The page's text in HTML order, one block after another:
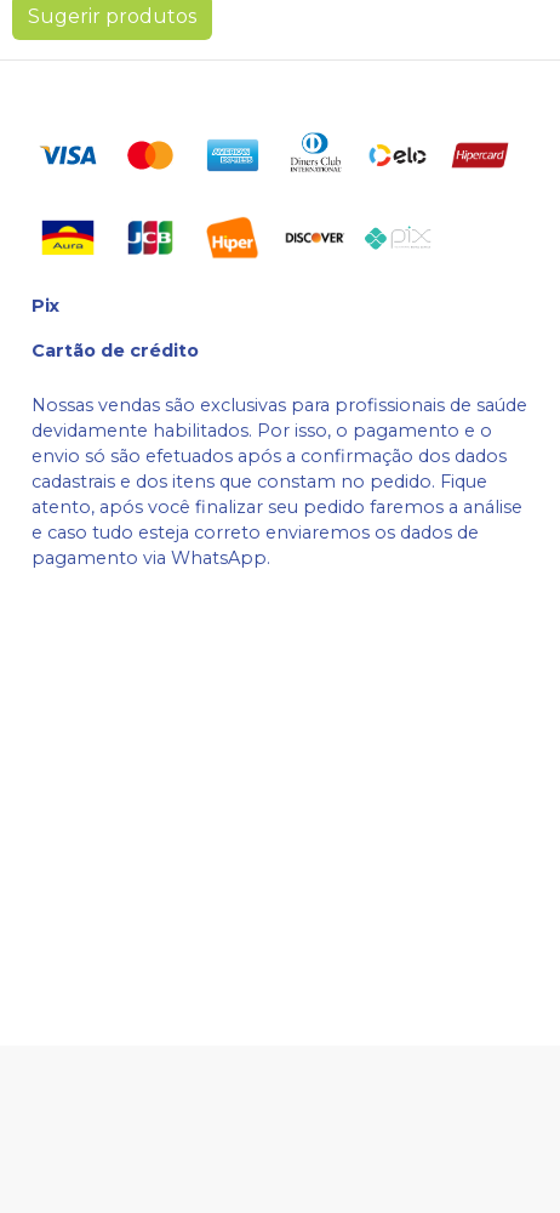
Sugerir produtos
Pix
Cartão de crédito
Nossas vendas são exclusivas para profissionais de saúde
devidamente habilitados. Por isso, o pagamento e o
envio só são efetuados após a confirmação dos dados
cadastrais e dos itens que constam no pedido. Fique
atento, após você finalizar seu pedido faremos a análise
e caso tudo esteja correto enviaremos os dados de
pagamento via WhatsApp.